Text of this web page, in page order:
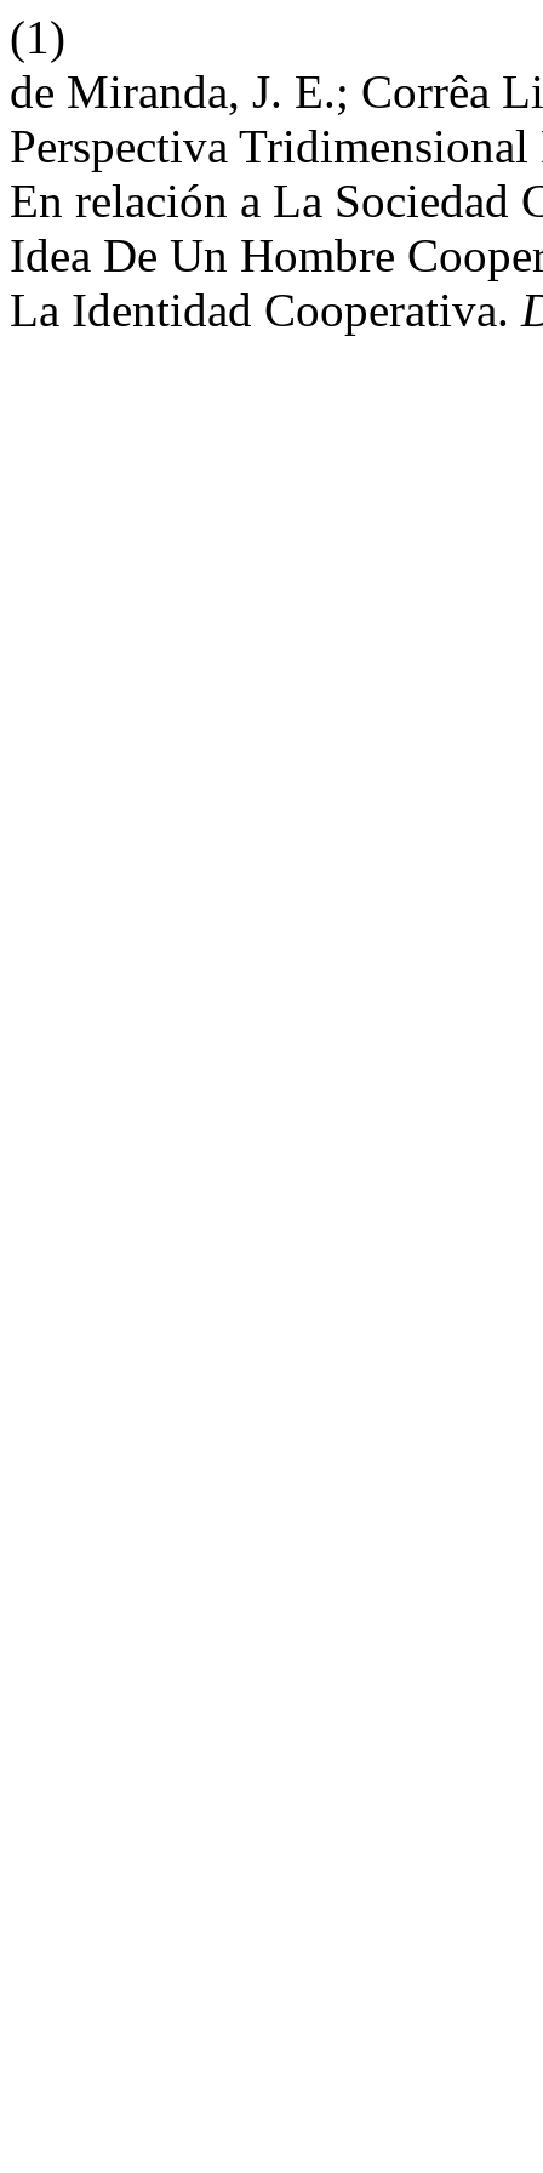
(1)
de Miranda, J. E.; Corrêa
Perspectiva
En relación a La Sociedad
Idea De Un Hombre
La Identidad Cooperativa.